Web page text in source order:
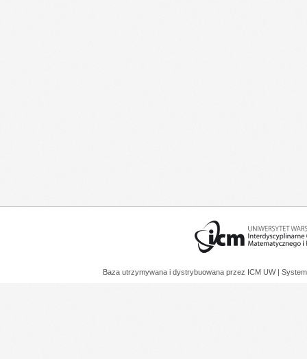
Baza utrzymywana i dystrybuowana przez ICM UW |